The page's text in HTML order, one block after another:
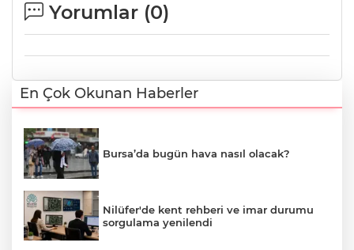
Yorumlar (0)
En Çok Okunan Haberler
Bursa’da bugün hava nasıl olacak?
Nilüfer'de kent rehberi ve imar durumu
sorgulama yenilendi